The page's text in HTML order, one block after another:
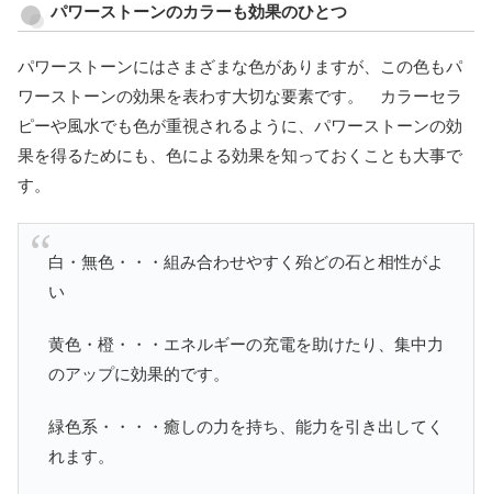
パワーストーンのカラーも効果のひとつ
パワーストーンにはさまざまな色がありますが、この色もパ
ワーストーンの効果を表わす大切な要素です。 カラーセラ
ピーや風水でも色が重視されるように、パワーストーンの効
果を得るためにも、色による効果を知っておくことも大事で
す。
白・無色・・・組み合わせやすく殆どの石と相性がよ
い
黄色・橙・・・エネルギーの充電を助けたり、集中力
のアップに効果的です。
緑色系・・・・癒しの力を持ち、能力を引き出してく
れます。